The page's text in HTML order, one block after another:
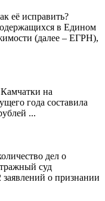
её исправить?
в Едином
(далее – ЕГРН),
на
года составила
...
дел о
суд
заявлений о признании